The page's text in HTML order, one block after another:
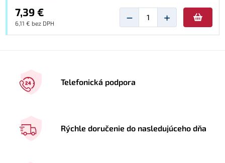
7,39 €
6,11 € bez DPH − +
Telefonická podpora
Rýchle doručenie do nasledujúceho dňa